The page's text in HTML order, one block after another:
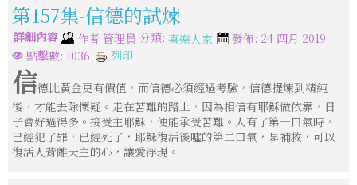
第157集-信德的試煉
詳細內容 作者 管理員 分類: 喜樂人家
發佈: 24 四月 2019
點擊數: 1036
列印
信德比黃金更有價值，而信德必須經過考驗，信德提煉到精純
後，才能去除懷疑。走在苦難的路上，因為相信有耶穌做依靠，日
子會好過得多。接受主耶穌，便能承受苦難。人有了第一口氣時，
已經犯了罪，已經死了，耶穌復活後噓的第二口氣，是補救，可以
復活人背離天主的心，讓愛浮現。